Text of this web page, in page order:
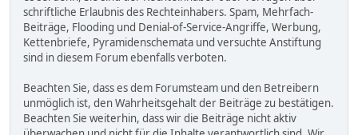
schriftliche Erlaubnis des Rechteinhabers. Spam, Mehrfach-
Beiträge, Flooding und Denial-of-Service-Angriffe, Werbung,
Kettenbriefe, Pyramidenschemata und versuchte Anstiftung
sind in diesem Forum ebenfalls verboten.
Beachten Sie, dass es dem Forumsteam und den Betreibern
unmöglich ist, den Wahrheitsgehalt der Beiträge zu bestätigen.
Beachten Sie weiterhin, dass wir die Beiträge nicht aktiv